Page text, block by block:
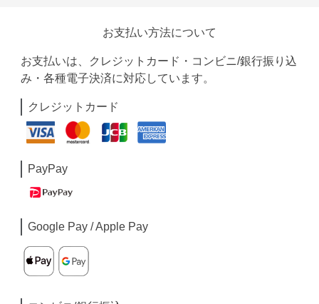
お支払い方法について
お支払いは、クレジットカード・コンビニ/銀行振り込
み・各種電子決済に対応しています。
クレジットカード
PayPay
Google Pay / Apple Pay